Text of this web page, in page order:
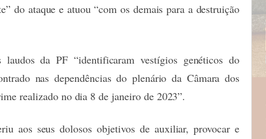
do ataque e atuou “com os demais para a destruição
da PF “identificaram vestígios genéticos do
nas dependências do plenário da Câmara dos
realizado no dia 8 de janeiro de 2023”.
aos seus dolosos objetivos de auxiliar, provocar e